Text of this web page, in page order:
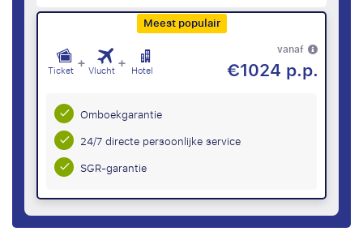
Meest populair
Ticket + Vlucht + Hotel
vanaf
€1024 p.p.
Omboekgarantie
24/7 directe persoonlijke service
SGR-garantie